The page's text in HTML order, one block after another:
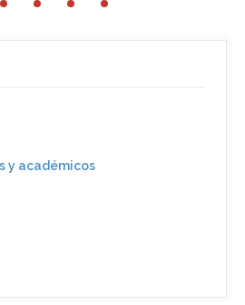
y académicos